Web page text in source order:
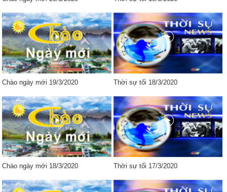
Chào ngày mới 19/3/2020 Thời sự tối 18/3/2020
Chào ngày mới 18/3/2020 Thời sự tối 17/3/2020